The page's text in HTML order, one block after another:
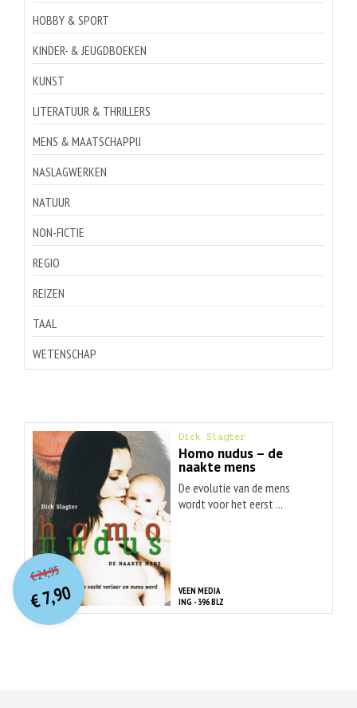
HOBBY & SPORT
KINDER- & JEUGDBOEKEN
KUNST
LITERATUUR & THRILLERS
MENS & MAATSCHAPPIJ
NASLAGWERKEN
NATUUR
NON-FICTIE
REGIO
REIZEN
TAAL
WETENSCHAP
Dick Slagter
Homo nudus – de
naakte mens
De evolutie van de mens
wordt voor het eerst ...
VEEN MEDIA
ING - 396 BLZ
€24,95O
orspr
onkelijke
prijs
was:
€ 24,95.
€7,90
Huidige
prijs
is:
€ 7,90.